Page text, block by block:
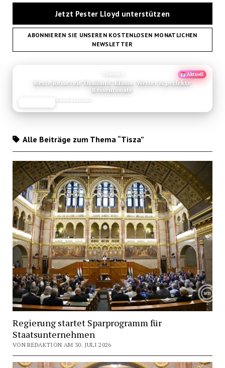
Jetzt Pester Lloyd unterstützen
ABONNIEREN SIE UNSEREN KOSTENLOSEN MONATLICHEN
NEWSLETTER
Aktuell
Beste Reisezeit Thailand: Klima, Wetter & perfekte
Reisemonate
Reiseplanung
Alle Beiträge zum Thema “Tisza”
Regierung startet Sparprogramm für
Staatsunternehmen
VON REDAKTION AM 30. JULI 2026